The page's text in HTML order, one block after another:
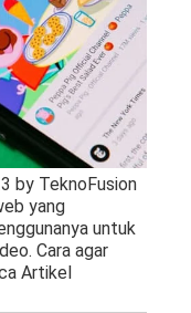
by TeknoFusion
yang
untuk
Cara agar
Artikel